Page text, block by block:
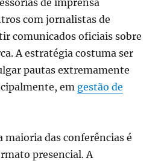
com jornalistas de
comunicados oficiais sobre
A estratégia costuma ser
pautas extremamente
em gestão de
das conferências é
presencial. A